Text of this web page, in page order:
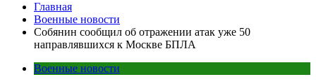
Главная
Военные новости
Собянин сообщил об отражении атак уже 50
направлявшихся к Москве БПЛА
Военные новости